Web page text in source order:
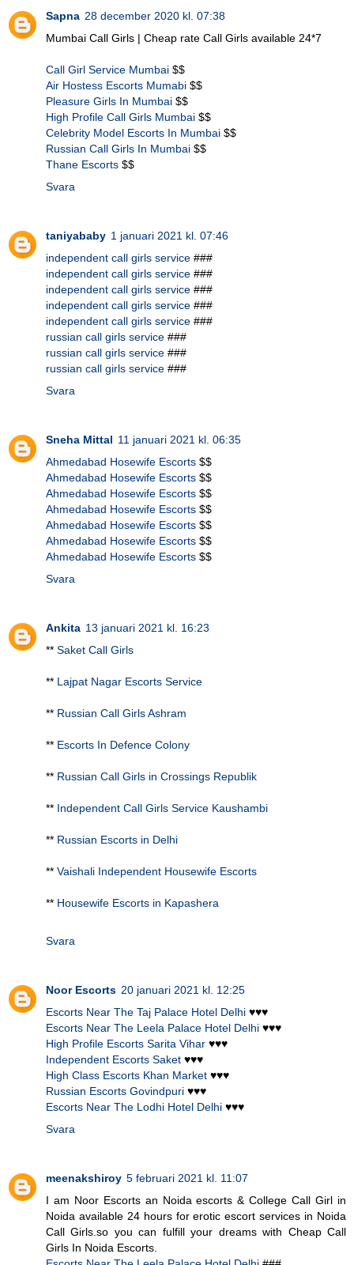
Sapna 28 december 2020 kl. 07:38
Mumbai Call Girls | Cheap rate Call Girls available 24*7
Call Girl Service Mumbai $$
Air Hostess Escorts Mumabi $$
Pleasure Girls In Mumbai $$
High Profile Call Girls Mumbai $$
Celebrity Model Escorts In Mumbai $$
Russian Call Girls In Mumbai $$
Thane Escorts $$
Svara
taniyababy 1 januari 2021 kl. 07:46
independent call girls service ###
independent call girls service ###
independent call girls service ###
independent call girls service ###
independent call girls service ###
russian call girls service ###
russian call girls service ###
russian call girls service ###
Svara
Sneha Mittal 11 januari 2021 kl. 06:35
Ahmedabad Hosewife Escorts $$
Ahmedabad Hosewife Escorts $$
Ahmedabad Hosewife Escorts $$
Ahmedabad Hosewife Escorts $$
Ahmedabad Hosewife Escorts $$
Ahmedabad Hosewife Escorts $$
Ahmedabad Hosewife Escorts $$
Svara
Ankita 13 januari 2021 kl. 16:23
** Saket Call Girls
** Lajpat Nagar Escorts Service
** Russian Call Girls Ashram
** Escorts In Defence Colony
** Russian Call Girls in Crossings Republik
** Independent Call Girls Service Kaushambi
** Russian Escorts in Delhi
** Vaishali Independent Housewife Escorts
** Housewife Escorts in Kapashera
Svara
Noor Escorts 20 januari 2021 kl. 12:25
Escorts Near The Taj Palace Hotel Delhi ♥♥♥
Escorts Near The Leela Palace Hotel Delhi ♥♥♥
High Profile Escorts Sarita Vihar ♥♥♥
Independent Escorts Saket ♥♥♥
High Class Escorts Khan Market ♥♥♥
Russian Escorts Govindpuri ♥♥♥
Escorts Near The Lodhi Hotel Delhi ♥♥♥
Svara
meenakshiroy 5 februari 2021 kl. 11:07
I am Noor Escorts an Noida escorts & College Call Girl in
Noida available 24 hours for erotic escort services in Noida
Call Girls.so you can fulfill your dreams with Cheap Call
Girls In Noida Escorts.